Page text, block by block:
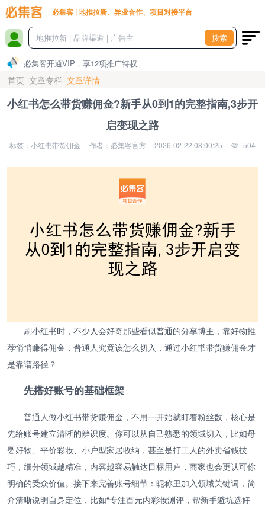
必集客 | 地推拉新、异业合作、项目对接平台
搜索
必集客开通VIP，享12项推广特权
首页 文章专栏 文章详情
小红书怎么带货赚佣金?新手从0到1的完整指南,3步开
启变现之路
标签：小红书带货佣金 作者：必集客官方 2026-02-22 08:00:25 504
刷小红书时，不少人会好奇那些看似普通的分享博主，靠好物推
荐悄悄赚得佣金，普通人究竟该怎么切入，通过小红书带货赚佣金才
是靠谱路径？
先搭好账号的基础框架
普通人做小红书带货赚佣金，不用一开始就盯着粉丝数，核心是
先给账号建立清晰的辨识度。你可以从自己熟悉的领域切入，比如母
婴好物、平价彩妆、小户型家居收纳，甚至是打工人的外卖省钱技
巧，细分领域越精准，内容越容易触达目标用户，商家也会更认可你
明确的受众价值。接下来完善账号细节：昵称里加入领域关键词，简
介清晰说明自身定位，比如“专注百元内彩妆测评，帮新手避坑选好